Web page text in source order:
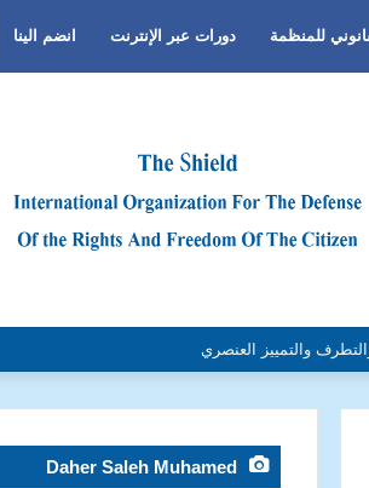
للمنظمة دورات عبر الإنترنت انضم الينا
Daher Saleh Muhamed